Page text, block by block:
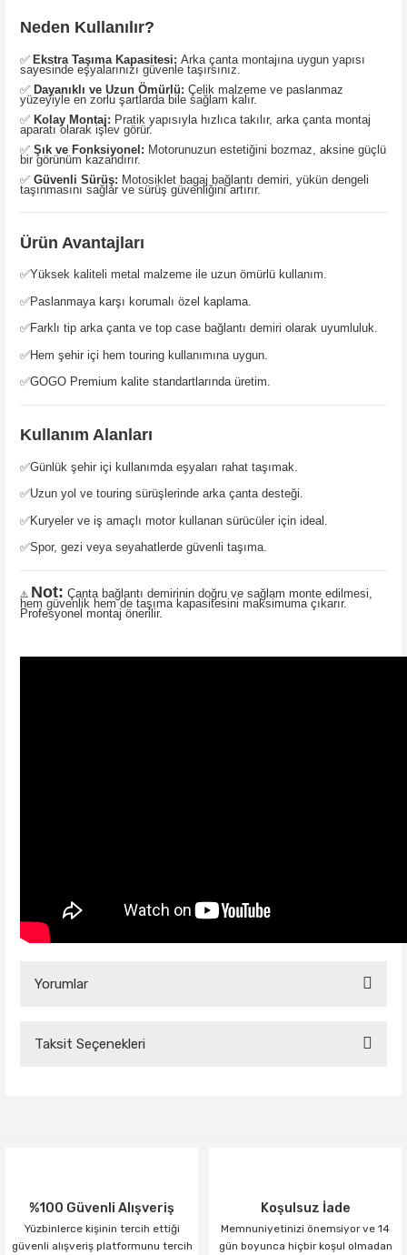
Neden Kullanılır?
✅ Ekstra Taşıma Kapasitesi: Arka çanta montajına uygun yapısı
sayesinde eşyalarınızı güvenle taşırsınız.
✅ Dayanıklı ve Uzun Ömürlü: Çelik malzeme ve paslanmaz
yüzeyiyle en zorlu şartlarda bile sağlam kalır.
✅ Kolay Montaj: Pratik yapısıyla hızlıca takılır, arka çanta montaj
aparatı olarak işlev görür.
✅ Şık ve Fonksiyonel: Motorunuzun estetiğini bozmaz, aksine güçlü
bir görünüm kazandırır.
✅ Güvenli Sürüş: Motosiklet bagaj bağlantı demiri, yükün dengeli
taşınmasını sağlar ve sürüş güvenliğini artırır.
Ürün Avantajları
✅Yüksek kaliteli metal malzeme ile uzun ömürlü kullanım.
✅Paslanmaya karşı korumalı özel kaplama.
✅Farklı tip arka çanta ve top case bağlantı demiri olarak uyumluluk.
✅Hem şehir içi hem touring kullanımına uygun.
✅GOGO Premium kalite standartlarında üretim.
Kullanım Alanları
✅Günlük şehir içi kullanımda eşyaları rahat taşımak.
✅Uzun yol ve touring sürüşlerinde arka çanta desteği.
✅Kuryeler ve iş amaçlı motor kullanan sürücüler için ideal.
✅Spor, gezi veya seyahatlerde güvenli taşıma.
⚠️ Not: Çanta bağlantı demirinin doğru ve sağlam monte edilmesi,
hem güvenlik hem de taşıma kapasitesini maksimuma çıkarır.
Profesyonel montaj önerilir.
Yorumlar
Taksit Seçenekleri
%100 Güvenli Alışveriş
Yüzbinlerce kişinin tercih ettiği
güvenli alışveriş platformunu tercih
Koşulsuz İade
Memnuniyetinizi önemsiyor ve 14
gün boyunca hiçbir koşul olmadan